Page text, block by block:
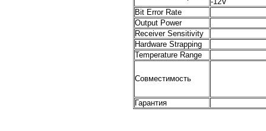
Bit Error Rate
Output Power
Receiver Sensitivity
Hardware Strapping
Temperature Range
Совместимость
Гарантия